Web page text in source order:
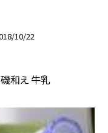
10/22
和え 牛乳